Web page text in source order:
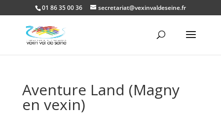
01 86 35 00 36 secretariat@vexinvaldeseine.fr
Aventure Land (Magny
en vexin)